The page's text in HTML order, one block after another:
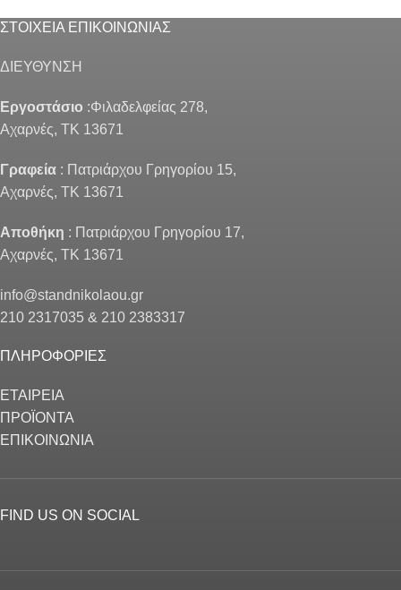
ΣΤΟΙΧΕΙΑ ΕΠΙΚΟΙΝΩΝΙΑΣ
ΔΙΕΥΘΥΝΣΗ
Εργοστάσιο :Φιλαδελφείας 278,
Αχαρνές, ΤΚ 13671
Γραφεία : Πατριάρχου Γρηγορίου 15,
Αχαρνές, ΤΚ 13671
Αποθήκη : Πατριάρχου Γρηγορίου 17,
Αχαρνές, ΤΚ 13671
info@standnikolaou.gr
210 2317035 & 210 2383317
ΠΛΗΡΟΦΟΡΙΕΣ
ΕΤΑΙΡΕΙΑ
ΠΡΟΪΟΝΤΑ
ΕΠΙΚΟΙΝΩΝΙΑ
FIND US ON SOCIAL